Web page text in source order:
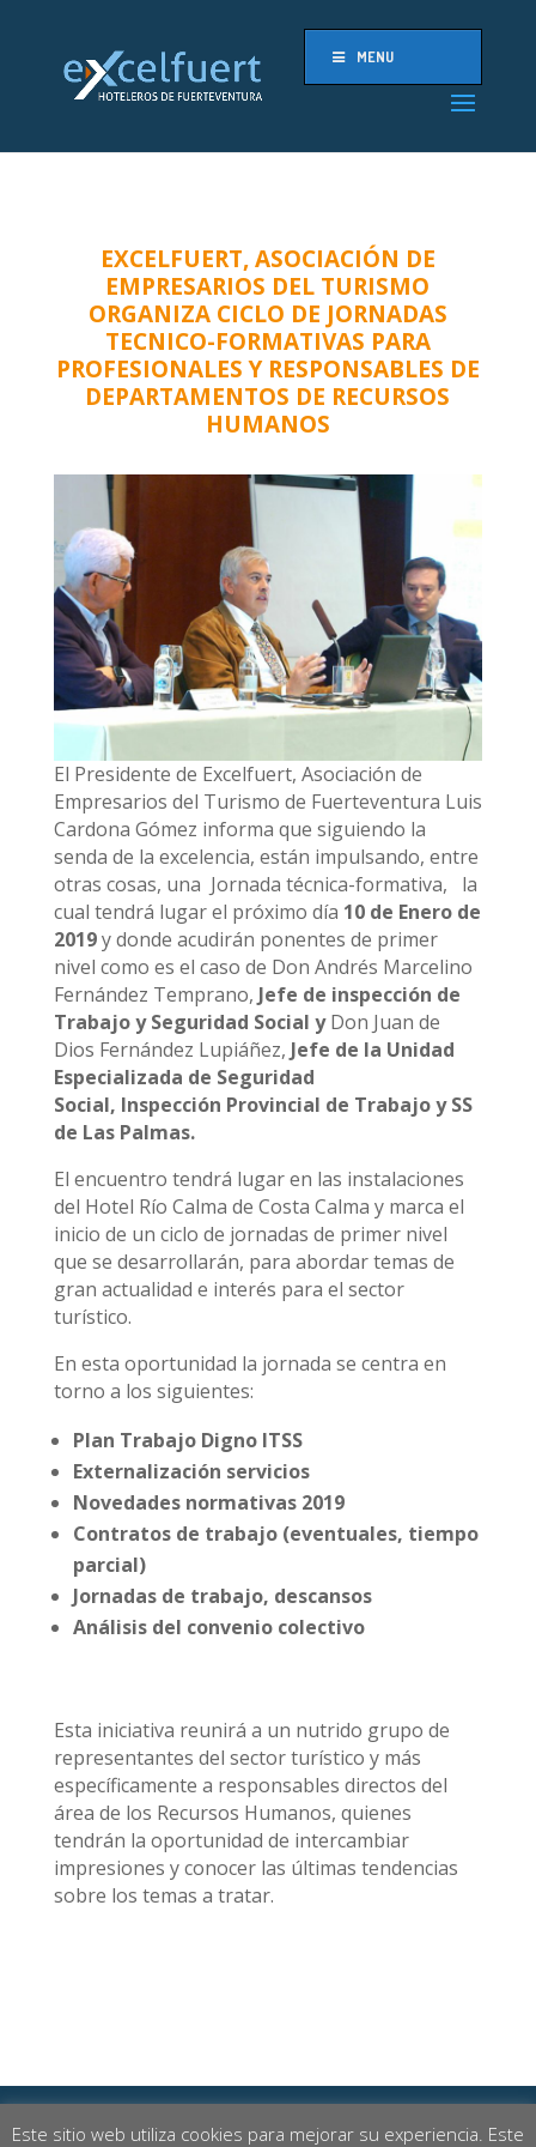
MENU
EXCELFUERT, ASOCIACIÓN DE
EMPRESARIOS DEL TURISMO
ORGANIZA CICLO DE JORNADAS
TECNICO-FORMATIVAS PARA
PROFESIONALES Y RESPONSABLES DE
DEPARTAMENTOS DE RECURSOS
HUMANOS
El Presidente de Excelfuert, Asociación de
Empresarios del Turismo de Fuerteventura Luis
Cardona Gómez informa que siguiendo la
senda de la excelencia, están impulsando, entre
otras cosas, una Jornada técnica-formativa, la
cual tendrá lugar el próximo día 10 de Enero de
2019y donde acudirán ponentes de primer
nivel como es el caso de Don Andrés Marcelino
Fernández Temprano, Jefe de inspección de
Trabajo y Seguridad Social yDon Juan de
Dios Fernández Lupiáñez, Jefe de la Unidad
Especializada de Seguridad
Social, Inspección Provincial de Trabajo y SS
de Las Palmas.
El encuentro tendrá lugar en las instalaciones
del Hotel Río Calma de Costa Calma y marca el
inicio de un ciclo de jornadas de primer nivel
que se desarrollarán, para abordar temas de
gran actualidad e interés para el sector
turístico.
En esta oportunidad la jornada se centra en
torno a los siguientes:
Plan Trabajo Digno ITSS
Externalización servicios
Novedades normativas 2019
Contratos de trabajo (eventuales, tiempo
parcial)
Jornadas de trabajo, descansos
Análisis del convenio colectivo
Esta iniciativa reunirá a un nutrido grupo de
representantes del sector turístico y más
específicamente a responsables directos del
área de los Recursos Humanos, quienes
tendrán la oportunidad de intercambiar
impresiones y conocer las últimas tendencias
sobre los temas a tratar.
Este sitio web utiliza cookies para mejorar su experiencia. Este